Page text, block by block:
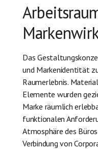
Das
und Markenidentität
Raumerlebnis.
Elemente wurden
Marke räumlich
funktionalen
Atmosphäre des
Verbindung von